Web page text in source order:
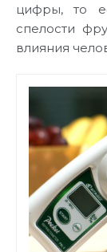
цифры, то
спелости
влияния